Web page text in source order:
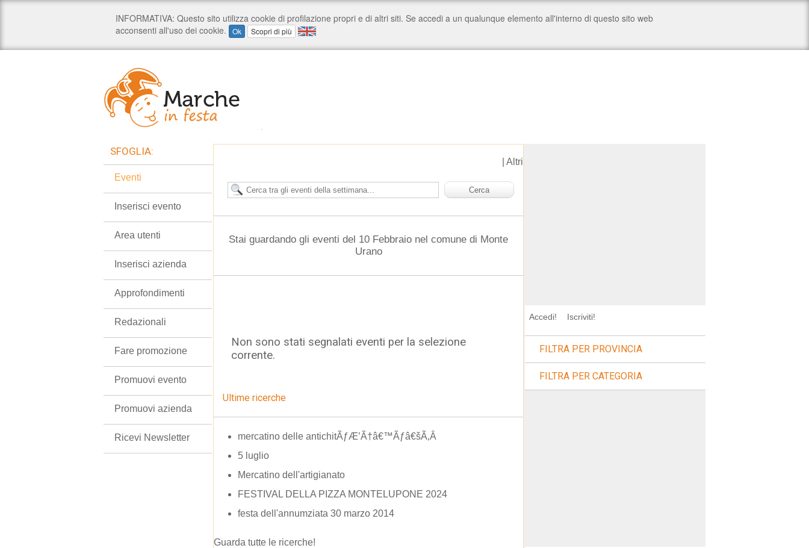
Altri
Stai guardando gli eventi del 10 Febbraio nel comune di Monte
Urano
Non sono stati segnalati eventi per la selezione
corrente.
Ultime ricerche
mercatino delle antichitÃƒÆ’Ã†â€™Ãƒâ€šÃ‚Â
5 luglio
Mercatino dell'artigianato
FESTIVAL DELLA PIZZA MONTELUPONE 2024
festa dell'annumziata 30 marzo 2014
Guarda tutte le ricerche!
SFOGLIA:
Eventi
Inserisci evento
Area utenti
Inserisci azienda
Approfondimenti
Redazionali
Fare promozione
Promuovi evento
Promuovi azienda
Ricevi Newsletter
Accedi! Iscriviti!
FILTRA PER PROVINCIA
FILTRA PER CATEGORIA